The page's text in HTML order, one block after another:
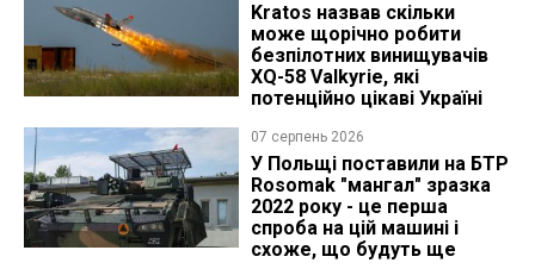
Kratos назвав скільки
може щорічно робити
безпілотних винищувачів
XQ-58 Valkyrie, які
потенційно цікаві Україні
07 серпень 2026
У Польщі поставили на БТР
Rosomak "мангал" зразка
2022 року - це перша
спроба на цій машині і
схоже, що будуть ще